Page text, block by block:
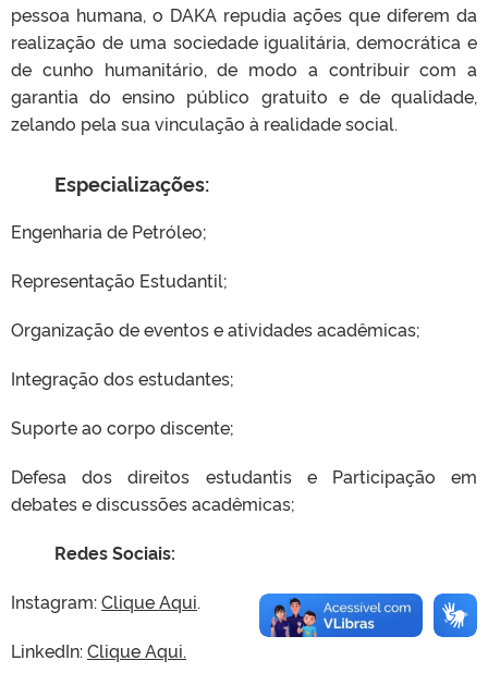
pessoa humana, o DAKA repudia ações que diferem da
realização de uma sociedade igualitária, democrática e
de cunho humanitário, de modo a contribuir com a
garantia do ensino público gratuito e de qualidade,
zelando pela sua vinculação à realidade social.
Especializações:
Engenharia de Petróleo;
Representação Estudantil;
Organização de eventos e atividades acadêmicas;
Integração dos estudantes;
Suporte ao corpo discente;
Defesa dos direitos estudantis e Participação em
debates e discussões acadêmicas;
Redes Sociais:
Instagram:Clique Aqui.
LinkedIn:Clique Aqui.